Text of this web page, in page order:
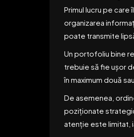
Primul lucru pe
organizarea
poate transmite
Un portofoliu bine
trebuie să fie ușor
în maximum două
De asemenea,
poziționate
atenție este limitat,